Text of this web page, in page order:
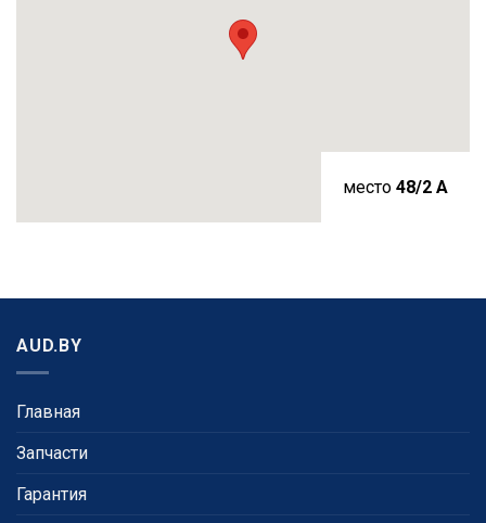
место 48/2 A
AUD.BY
Главная
Запчасти
Гарантия